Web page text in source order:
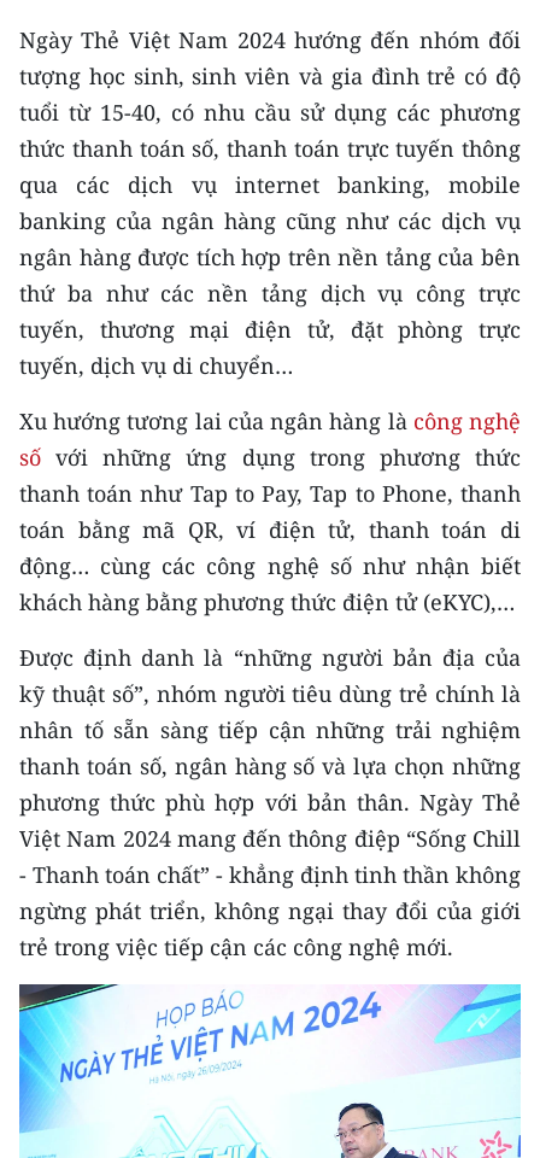
Infographic
TIN MỚI
TIN ĐỊA PHƯƠNG
Trung du và miền núi phía Bắc
Đồng bằng sông Hồng
Bắc Trung Bộ
Duyên hải Nam Trung Bộ và Tây
Đông Nam Bộ
Đồng bằng sông Cửu Long
Chuyên trang Hà Nội
Chuyên trang TP. Hồ Chí Minh
CHUYÊN ĐỀ
CÁC CHUYÊN TRANG
VỀ BÁO NHÂN DÂN
THỜI NAY
NHÂN DÂN CUỐI TUẦN
NHÂN DÂN HẰNG THÁNG
MUA BÁO
ĐỌC BÁO IN
Ngày Thẻ Việt Nam 2024 hướng đến nhóm đối
tượng học sinh, sinh viên và gia đình trẻ có độ
tuổi từ 15-40, có nhu cầu sử dụng các phương
thức thanh toán số, thanh toán trực tuyến thông
qua các dịch vụ internet banking, mobile
banking của ngân hàng cũng như các dịch vụ
ngân hàng được tích hợp trên nền tảng của bên
thứ ba như các nền tảng dịch vụ công trực
tuyến, thương mại điện tử, đặt phòng trực
tuyến, dịch vụ di chuyển…
Xu hướng tương lai của ngân hàng là công nghệ
số với những ứng dụng trong phương thức
thanh toán như Tap to Pay, Tap to Phone, thanh
toán bằng mã QR, ví điện tử, thanh toán di
động… cùng các công nghệ số như nhận biết
khách hàng bằng phương thức điện tử (eKYC),…
Được định danh là “những người bản địa của
kỹ thuật số”, nhóm người tiêu dùng trẻ chính là
nhân tố sẵn sàng tiếp cận những trải nghiệm
thanh toán số, ngân hàng số và lựa chọn những
phương thức phù hợp với bản thân. Ngày Thẻ
Việt Nam 2024 mang đến thông điệp “Sống Chill
- Thanh toán chất” - khẳng định tinh thần không
ngừng phát triển, không ngại thay đổi của giới
trẻ trong việc tiếp cận các công nghệ mới.